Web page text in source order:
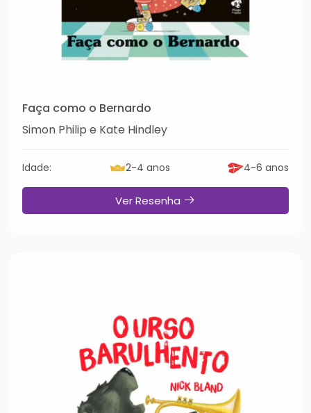
Faça como o Bernardo
Simon Philip e Kate Hindley
Idade: 2-4 anos 4-6 anos
Ver Resenha